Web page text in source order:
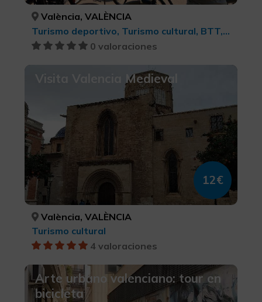
València, VALÈNCIA
Turismo deportivo, Turismo cultural, BTT, cicloturismo y ciclismo
0 valoraciones
Visita Valencia Medieval
12€
València, VALÈNCIA
Turismo cultural
4 valoraciones
Arte urbano valenciano: tour en
bicicleta